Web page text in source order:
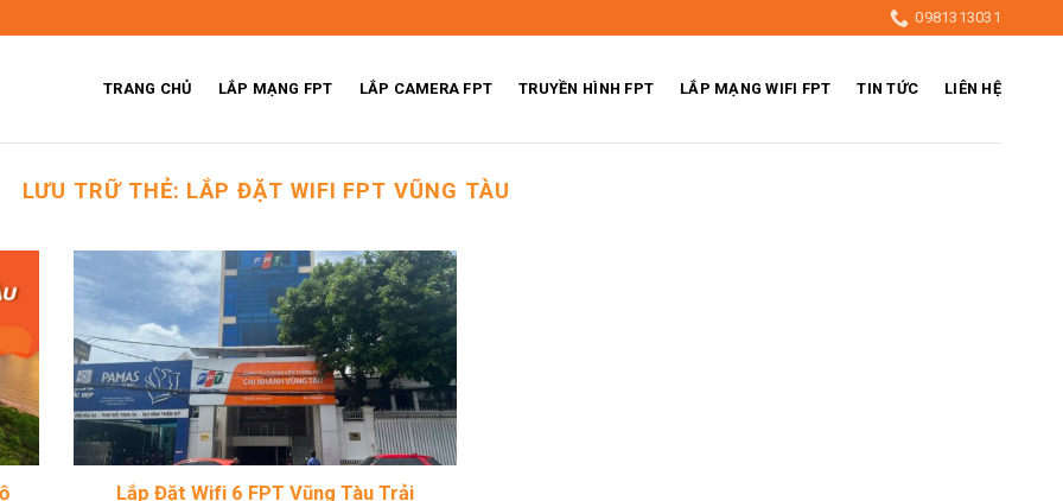
0981313031
TRANG CHỦ LẮP MẠNG FPT LẮP CAMERA FPT TRUYỀN HÌNH FPT LẮP MẠNG WIFI FPT TIN TỨC LIÊN HỆ
LƯU TRỮ THẺ: LẮP ĐẶT WIFI FPT VŨNG TÀU
Lắp Đặt Wifi 6 FPT Vũng Tàu Trải